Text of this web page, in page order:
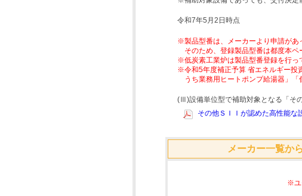
令和7年5月2日時点
※製品型番は、メーカーより申請があ
そのため、登録製品型番は都度本ペ
※低炭素工業炉は製品型番登録を行っ
※令和5年度補正予算 省エネルギー投
うち業務用ヒートポンプ給湯器」
(Ⅲ)設備単位型で補助対象となる「そ
その他ＳＩＩが認めた高性能な
メーカー一覧か
※ユ